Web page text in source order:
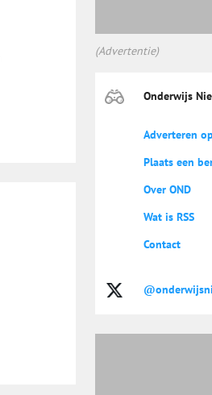
(Advertentie)
Onderwijs
Adverteren
Plaats een
Over OND
Wat is RSS
Contact